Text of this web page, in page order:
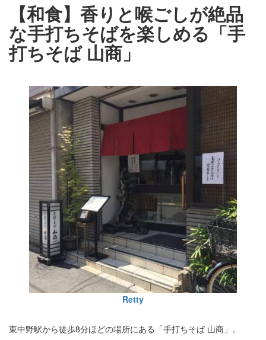
【和食】香りと喉ごしが絶品
な手打ちそばを楽しめる「手
打ちそば 山商」
Retty
東中野駅から徒歩8分ほどの場所にある「手打ちそば 山商」。